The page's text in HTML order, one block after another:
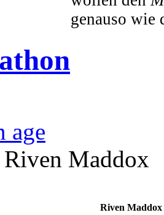
genauso wie
age
Maddox
Riven Maddox